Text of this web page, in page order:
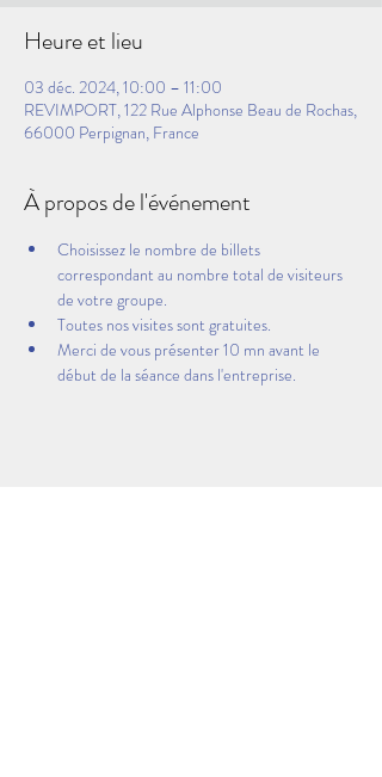
Heure et lieu
03 déc. 2024, 10:00 – 11:00
REVIMPORT, 122 Rue Alphonse Beau de Rochas,
66000 Perpignan, France
À propos de l'événement
Choisissez le nombre de billets
correspondant au nombre total de visiteurs
de votre groupe.
Toutes nos visites sont gratuites.
Merci de vous présenter 10 mn avant le
début de la séance dans l'entreprise.